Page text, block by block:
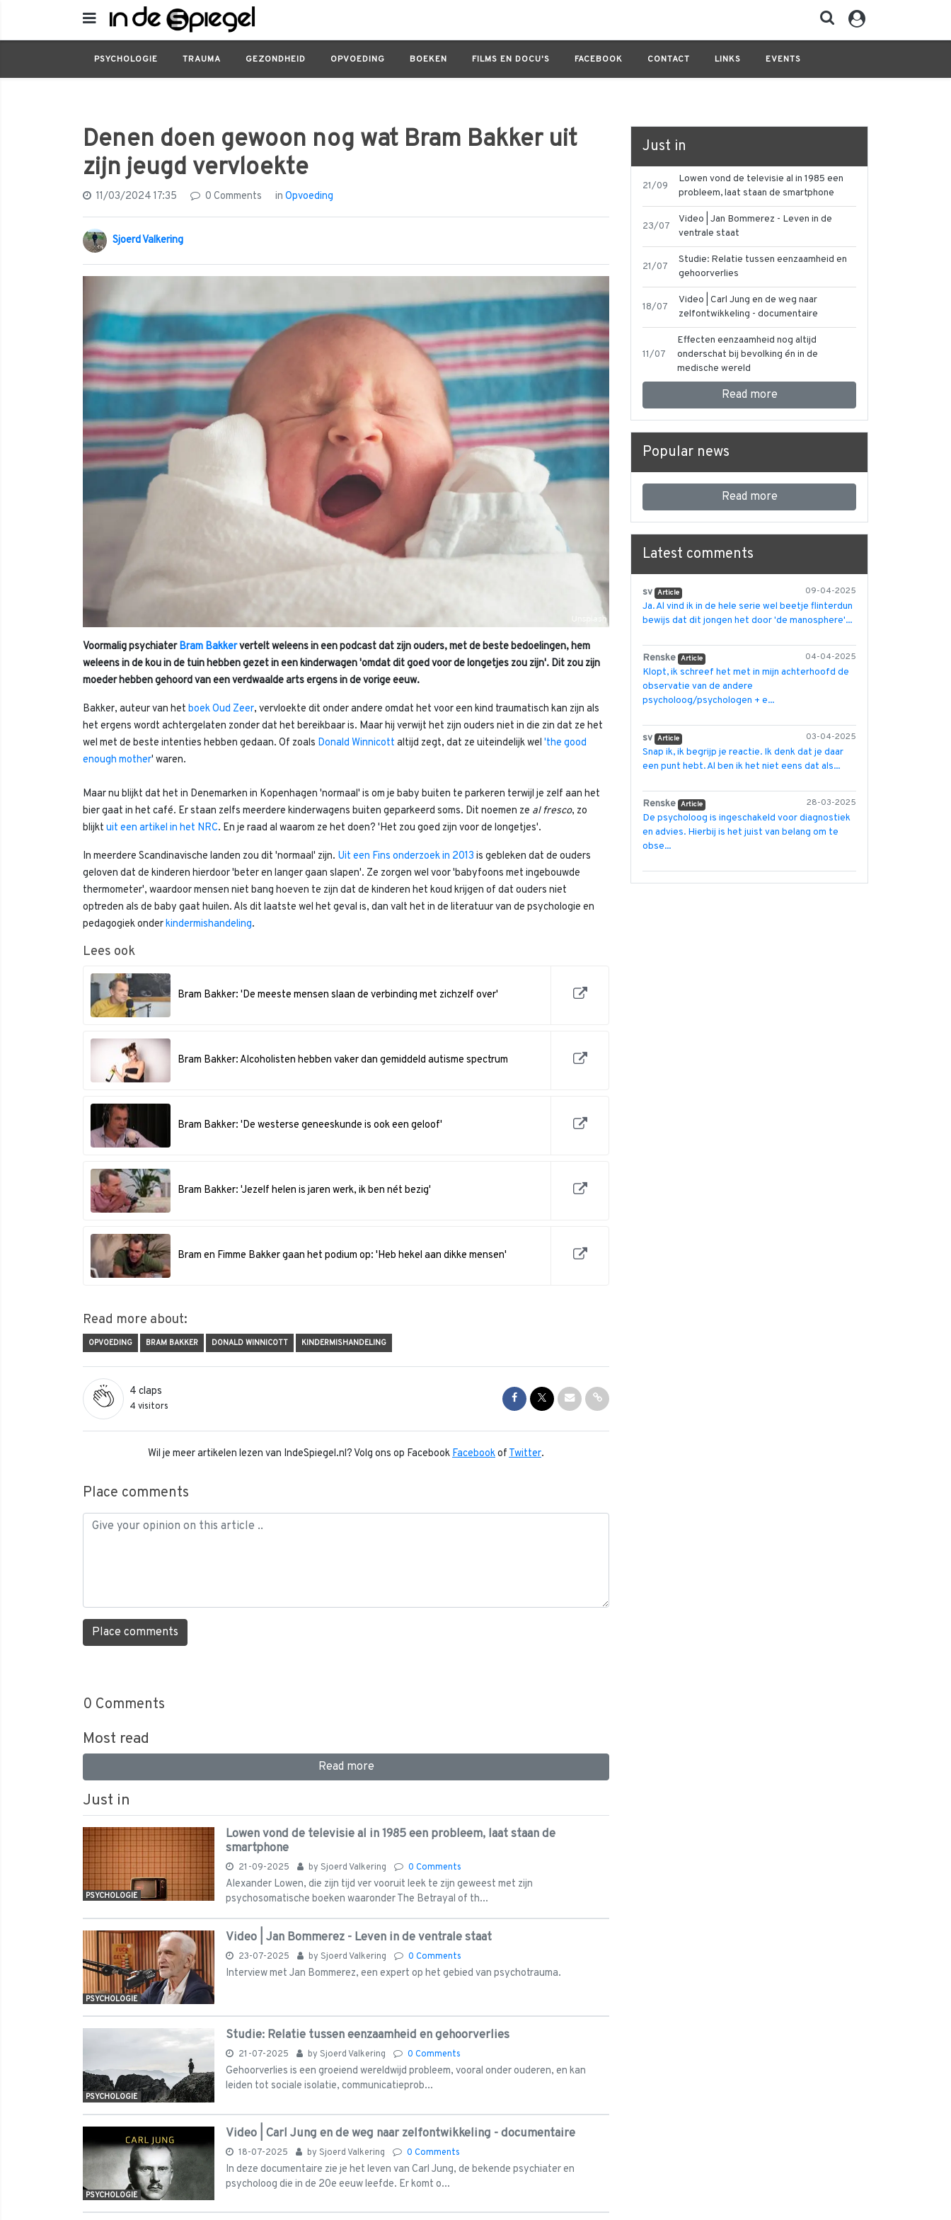
PSYCHOLOGIE TRAUMA GEZONDHEID OPVOEDING BOEKEN FILMS EN DOCU'S FACEBOOK CONTACT LINKS EVENTS
Opvoeding Denen doen gewoon nog wat Bram Bakker uit zijn jeugd vervloekte
Denen doen gewoon nog wat Bram Bakker uit
zijn jeugd vervloekte
11/03/2024 17:35 0 Comments in Opvoeding
Sjoerd Valkering
Voormalig psychiaterBram Bakkervertelt weleens in een podcast dat zijn ouders, met de beste bedoelingen, hem
weleens in de kou in de tuin hebben gezet in een kinderwagen 'omdat dit goed voor de longetjes zou zijn'. Dit zou zijn
moeder hebben gehoord van een verdwaalde arts ergens in de vorige eeuw.
Bakker, auteur van het boek Oud Zeer, vervloekte dit onder andere omdat het voor een kind traumatisch kan zijn als
het ergens wordt achtergelaten zonder dat het bereikbaar is. Maar hij verwijt het zijn ouders niet in die zin dat ze het
wel met de beste intenties hebben gedaan. Of zoals Donald Winnicott altijd zegt, dat ze uiteindelijk wel 'the good
enough mother' waren.
Maar nu blijkt dat het in Denemarken in Kopenhagen 'normaal' is om je baby buiten te parkeren terwijl je zelf aan het
bier gaat in het café. Er staan zelfs meerdere kinderwagens buiten geparkeerd soms. Dit noemen ze al fresco, zo
blijkt uit een artikel in het NRC. En je raad al waarom ze het doen? 'Het zou goed zijn voor de longetjes'.
In meerdere Scandinavische landen zou dit 'normaal' zijn. Uit een Fins onderzoek in 2013 is gebleken dat de ouders
geloven dat de kinderen hierdoor 'beter en langer gaan slapen'. Ze zorgen wel voor 'babyfoons met ingebouwde
thermometer', waardoor mensen niet bang hoeven te zijn dat de kinderen het koud krijgen of dat ouders niet
optreden als de baby gaat huilen. Als dit laatste wel het geval is, dan valt het in de literatuur van de psychologie en
pedagogiek onderkindermishandeling.
Lees ook
Bram Bakker: 'De meeste mensen slaan de verbinding met zichzelf over'
Bram Bakker: Alcoholisten hebben vaker dan gemiddeld autisme spectrum
Bram Bakker: 'De westerse geneeskunde is ook een geloof'
Bram Bakker: 'Jezelf helen is jaren werk, ik ben nét bezig'
Bram en Fimme Bakker gaan het podium op: 'Heb hekel aan dikke mensen'
Read more about:
OPVOEDING BRAM BAKKER DONALD WINNICOTT KINDERMISHANDELING
4 claps
4 visitors
Share on Facebook
Share on Twitter
Share via Mail
Share link
Wil je meer artikelen lezen van IndeSpiegel.nl? Volg ons op Facebook Facebookof Twitter.
Place comments
Place comments
0 Comments
Most read
Read more
Just in
PSYCHOLOGIE
Lowen vond de televisie al in 1985 een probleem, laat staan de
smartphone
21-09-2025 by Sjoerd Valkering 0 Comments
Alexander Lowen, die zijn tijd ver vooruit leek te zijn geweest met zijn
psychosomatische boeken waaronder The Betrayal of th...
PSYCHOLOGIE
Video | Jan Bommerez - Leven in de ventrale staat
23-07-2025 by Sjoerd Valkering 0 Comments
Interview met Jan Bommerez, een expert op het gebied van psychotrauma.
PSYCHOLOGIE
Studie: Relatie tussen eenzaamheid en gehoorverlies
21-07-2025 by Sjoerd Valkering 0 Comments
Gehoorverlies is een groeiend wereldwijd probleem, vooral onder ouderen, en kan
leiden tot sociale isolatie, communicatieprob...
PSYCHOLOGIE
Video | Carl Jung en de weg naar zelfontwikkeling - documentaire
18-07-2025 by Sjoerd Valkering 0 Comments
In deze documentaire zie je het leven van Carl Jung, de bekende psychiater en
psycholoog die in de 20e eeuw leefde. Er komt o...
Just in
21/09
Lowen vond de televisie al in 1985 een
probleem, laat staan de smartphone
23/07
Video | Jan Bommerez - Leven in de
ventrale staat
21/07
Studie: Relatie tussen eenzaamheid en
gehoorverlies
18/07
Video | Carl Jung en de weg naar
zelfontwikkeling - documentaire
11/07
Effecten eenzaamheid nog altijd
onderschat bij bevolking én in de
medische wereld
Read more
Popular news
Read more
Latest comments
09-04-2025
sv Article
Ja. Al vind ik in de hele serie wel beetje flinterdun
bewijs dat dit jongen het door 'de manosphere'...
04-04-2025
Renske Article
Klopt, ik schreef het met in mijn achterhoofd de
observatie van de andere
psycholoog/psychologen + e...
03-04-2025
sv Article
Snap ik, ik begrijp je reactie. Ik denk dat je daar
een punt hebt. Al ben ik het niet eens dat als...
28-03-2025
Renske Article
De psycholoog is ingeschakeld voor diagnostiek
en advies. Hierbij is het juist van belang om te
obse...